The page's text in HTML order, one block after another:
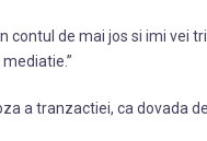
contul de mai jos si imi vei
a tranzactiei, ca dovada